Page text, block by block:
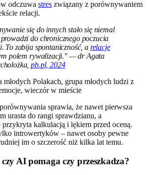
odczuwa stres związany z porównywaniem
relacji.
się do innych stało się niemal
do chronicznego poczucia
To zabija spontaniczność, a relacje
polem rywalizacji." — dr Agata
pb.pl, 2024
sprawia, że nawet pierwsza
urasta do rangi sprawdzianu, a
przykryta kalkulacją i lękiem przed oceną.
introwertyków – nawet osoby pewne
im o szczerość niż kilka lat temu.
AI pomaga czy przeszkadza?